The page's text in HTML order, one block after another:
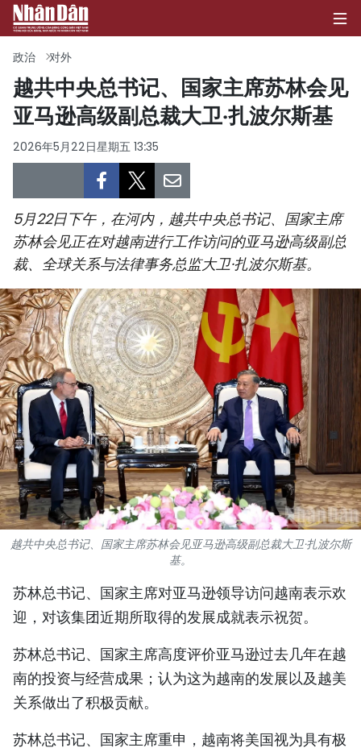
首页
政治
经济
社会
环保
文化
体育
国际
旅游
友谊桥梁
史海
多功能媒体
图库
视频
人民报社简介
TIẾNG VIỆT
政治 对外
越共中央总书记、国家主席苏林会见
亚马逊高级副总裁大卫·扎波尔斯基
2026年5月22日星期五 13:35
5月22日下午，在河内，越共中央总书记、国家主席
苏林会见正在对越南进行工作访问的亚马逊高级副总
裁、全球关系与法律事务总监大卫·扎波尔斯基。
越共中央总书记、国家主席苏林会见亚马逊高级副总裁大卫·扎波尔斯
基。
苏林总书记、国家主席对亚马逊领导访问越南表示欢
迎，对该集团近期所取得的发展成就表示祝贺。
苏林总书记、国家主席高度评价亚马逊过去几年在越
南的投资与经营成果；认为这为越南的发展以及越美
关系做出了积极贡献。
苏林总书记、国家主席重申，越南将美国视为具有极